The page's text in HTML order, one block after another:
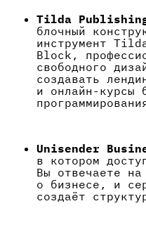
Tilda
блочный
инструмент
Block,
свободного
создавать
и онлайн-курсы
Unisender
в котором
Вы отвечаете на
о бизнесе, и
создаёт